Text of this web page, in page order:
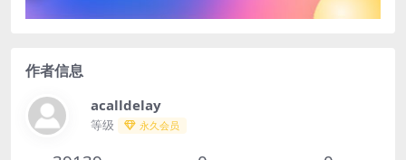
作者信息
acalldelay
等级 永久会员